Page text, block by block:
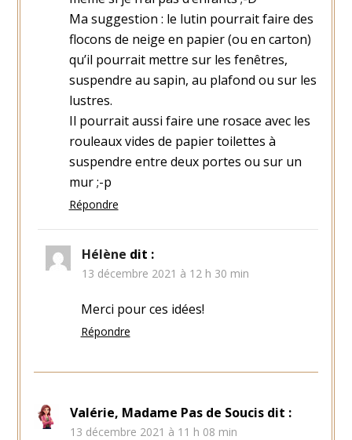
Ma suggestion : le lutin pourrait faire des
flocons de neige en papier (ou en carton)
qu’il pourrait mettre sur les fenêtres,
suspendre au sapin, au plafond ou sur les
lustres.
Il pourrait aussi faire une rosace avec les
rouleaux vides de papier toilettes à
suspendre entre deux portes ou sur un
mur ;-p
Répondre
Hélène dit :
13 décembre 2021 à 12 h 30 min
Merci pour ces idées!
Répondre
Valérie, Madame Pas de Soucis dit :
13 décembre 2021 à 11 h 08 min